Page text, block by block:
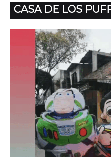
CASA DE LOS